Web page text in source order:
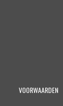
VOORWAARDEN